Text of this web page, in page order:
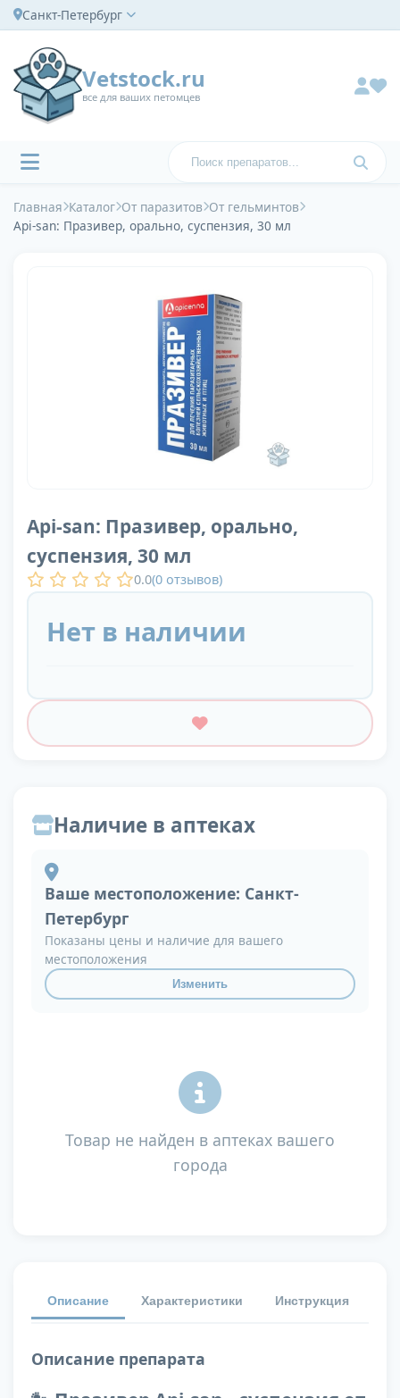
Санкт-Петербург
Vetstock.ru
все для ваших петомцев
Главная Каталог От паразитов От гельминтов
Api-san: Празивер, орально, суспензия, 30 мл
Api-san: Празивер, орально,
суспензия, 30 мл
0.0(0 отзывов)
Нет в наличии
Наличие в аптеках
Ваше местоположение: Санкт-
Петербург
Показаны цены и наличие для вашего
местоположения
Изменить
Товар не найден в аптеках вашего
города
Описание Характеристики Инструкция
Описание препарата